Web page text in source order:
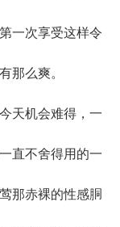
一次享受这样令
那么爽。
天机会难得，一
直不舍得用的一
那赤裸的性感胴